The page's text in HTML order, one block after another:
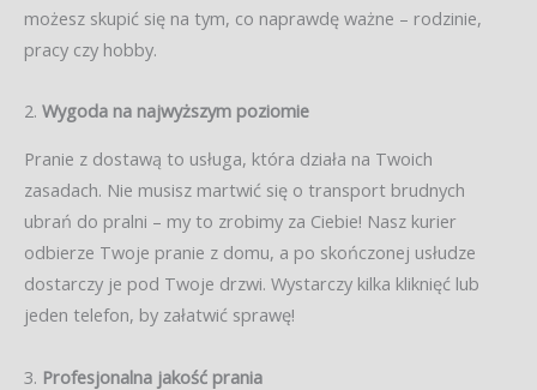
możesz skupić się na tym, co naprawdę ważne – rodzinie,
pracy czy hobby.
2. Wygoda na najwyższym poziomie
Pranie z dostawą to usługa, która działa na Twoich
zasadach. Nie musisz martwić się o transport brudnych
ubrań do pralni – my to zrobimy za Ciebie! Nasz kurier
odbierze Twoje pranie z domu, a po skończonej usłudze
dostarczy je pod Twoje drzwi. Wystarczy kilka kliknięć lub
jeden telefon, by załatwić sprawę!
3. Profesjonalna jakość prania